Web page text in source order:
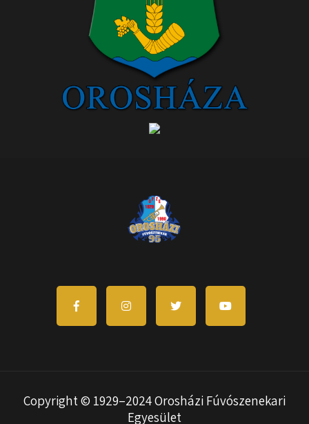
Copyright © 1929–2024 Orosházi Fúvószenekari
Egyesület